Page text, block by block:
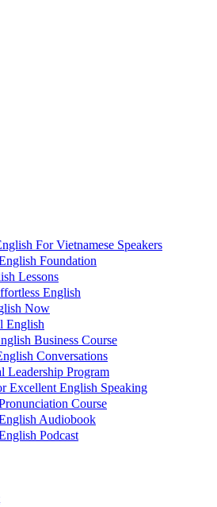
For Vietnamese Speakers
Foundation
Lessons
English
Now
English
Business Course
Conversations
Leadership Program
Excellent English Speaking
Course
Audiobook
Podcast